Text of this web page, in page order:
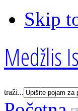
Skip
Medžlis
traži...